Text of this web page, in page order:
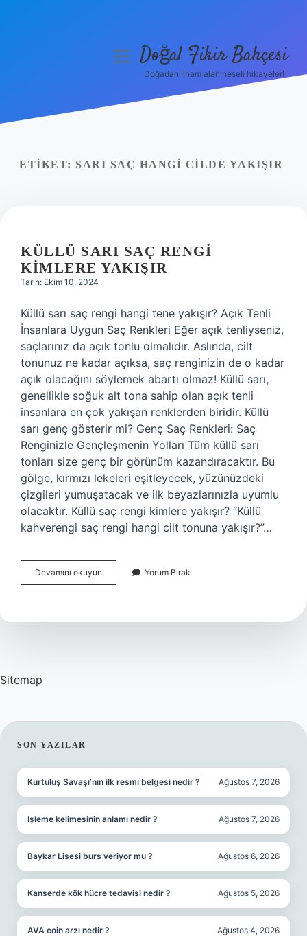
Yasal Uyarı
menüyüDoğal Fikir Bahçesi
Doğadan ilham alan neşeli hikayeler!
ETIKET: SARI SAÇ HANGI CILDE YAKIŞIR
KÜLLÜ SARI SAÇ RENGI
KIMLERE YAKIŞIR
Tarih: Ekim 10, 2024
Küllü sarı saç rengi hangi tene yakışır? Açık Tenli
İnsanlara Uygun Saç Renkleri Eğer açık tenliyseniz,
saçlarınız da açık tonlu olmalıdır. Aslında, cilt
tonunuz ne kadar açıksa, saç renginizin de o kadar
açık olacağını söylemek abartı olmaz! Küllü sarı,
genellikle soğuk alt tona sahip olan açık tenli
insanlara en çok yakışan renklerden biridir. Küllü
sarı genç gösterir mi? Genç Saç Renkleri: Saç
Renginizle Gençleşmenin Yolları Tüm küllü sarı
tonları size genç bir görünüm kazandıracaktır. Bu
gölge, kırmızı lekeleri eşitleyecek, yüzünüzdeki
çizgileri yumuşatacak ve ilk beyazlarınızla uyumlu
olacaktır. Küllü saç rengi kimlere yakışır? “Küllü
kahverengi saç rengi hangi cilt tonuna yakışır?”…
Devamını okuyun
Sarı
Kimlere
Yorum Bırak
Sitemap
SIDEBAR
SON YAZILAR
Kurtuluş Savaşı’nın ilk resmi belgesi nedir ? Ağustos 7, 2026
Işleme kelimesinin anlamı nedir ? Ağustos 7, 2026
Baykar Lisesi burs veriyor mu ? Ağustos 6, 2026
Kanserde kök hücre tedavisi nedir ? Ağustos 5, 2026
AVA coin arzı nedir ? Ağustos 4, 2026